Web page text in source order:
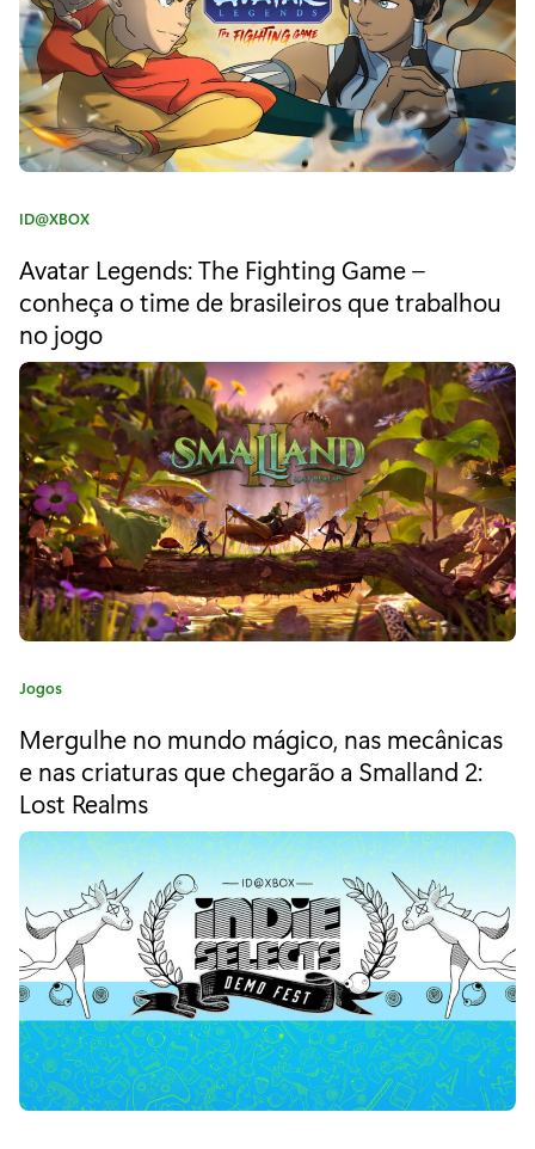
“
B
a
s
d
o
e
m
u
m
a
h
i
ó
i
a
e
a
l
,
C
t
g
o
r
i
a
ID@XBOX
Avatar Legends: The Fighting Game –
conheça o time de brasileiros que trabalhou
no jogo
C
t
e
o
r
Jogos
Mergulhe no mundo mágico, nas mecânicas
e nas criaturas que chegarão a Smalland 2:
Lost Realms